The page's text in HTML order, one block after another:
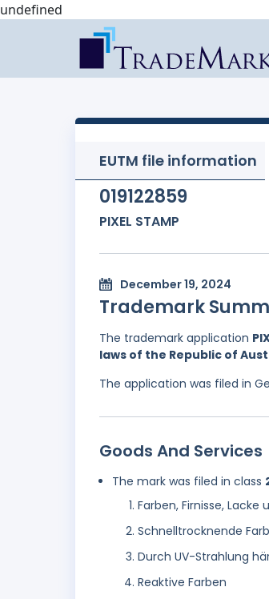
undefined
EUTM file information
019122859
PIXEL STAMP
December 19, 2024
Trademark
The trademark application
laws of the Republic of
The application was filed in
Goods And Services
The mark was filed in class
Farben, Firnisse,
Schnelltrocknende
Durch UV-Strahlung
Reaktive Farben